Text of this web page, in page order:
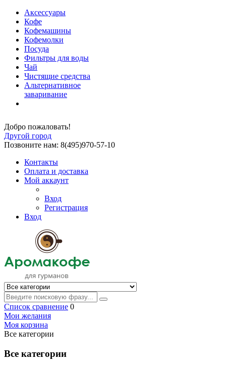
Аксессуары
Кофе
Кофемашины
Кофемолки
Посуда
Фильтры для воды
Чай
Чистящие средства
Альтернативное
заваривание
Добро пожаловать!
Другой город
Позвоните нам: 8(495)970-57-10
Контакты
Оплата и доставка
Мой аккаунт
Вход
Регистрация
Вход
Список сравнение 0
Мои желания
Моя корзина
Все категории
Все категории